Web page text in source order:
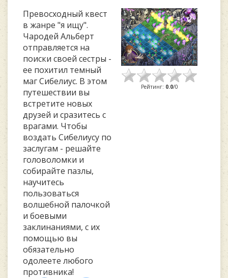
Превосходный квест
в жанре "я ищу".
Чародей Альберт
отправляется на
поиски своей сестры -
ее похитил темный
маг Сибелиус. В этом
путешествии вы
встретите новых
друзей и сразитесь с
врагами. Чтобы
воздать Сибелиусу по
заслугам - решайте
головоломки и
собирайте пазлы,
научитесь
пользоваться
волшебной палочкой
и боевыми
заклинаниями, с их
помощью вы
обязательно
одолеете любого
противника!
Рейтинг: 0.0/0